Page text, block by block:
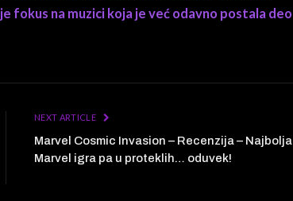
fokus na muzici koja je već odavno postala deo
NEXT ARTICLE
Marvel Cosmic Invasion – Recenzija – Najbolja
Marvel igra pa u proteklih… oduvek!